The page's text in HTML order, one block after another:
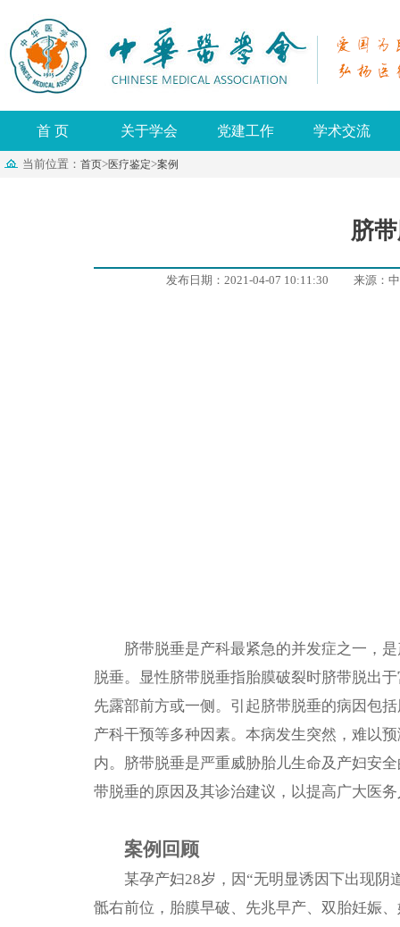
首 页 关于学会 党建工作 学术交流
当前位置： 首页>医疗鉴定>案例
脐
发布日期：2021-04-07 10:11:30 来源：
脐带脱垂是产科最紧急的并发症之一，
脱垂。显性脐带脱垂指胎膜破裂时脐带脱出
先露部前方或一侧。引起脐带脱垂的病因包
产科干预等多种因素。本病发生突然，难以
内。脐带脱垂是严重威胁胎儿生命及产妇安
带脱垂的原因及其诊治建议，以提高广大医
案例回顾
某孕产妇28岁，因“无明显诱因下出现阴
骶右前位，胎膜早破、先兆早产、双胎妊娠